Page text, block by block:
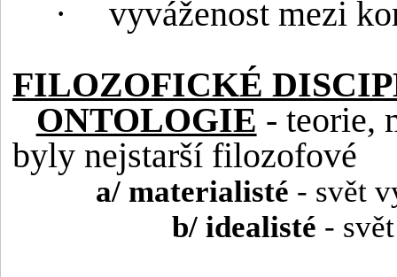
·
vyváženost mezi
FILOZOFICKÉ
ONTOLOGIE - teorie,
byly nejstarší filozofové
a/ materialisté - svět
b/ idealisté -